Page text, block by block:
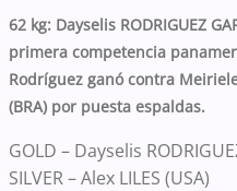
62 kg: Dayselis RODRIGUEZ
primera competencia
Rodríguez ganó contra Meiriele
(BRA) por puesta espaldas.
GOLD – Dayselis
SILVER– Alex LILES (USA)